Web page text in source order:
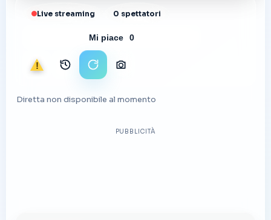
Live streaming 0 spettatori
Mi piace 0
SegnalaArchivio immagini
Ricarica stream
Scarica foto
Diretta non disponibile al momento
PUBBLICITÀ